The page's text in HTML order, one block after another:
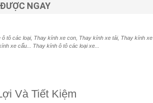
NGAY
tô các loại, Thay kính xe con, Thay kính xe tải, Thay kính xe
xe cẩu... Thay kính ô tô các loại xe...
Và Tiết Kiệm